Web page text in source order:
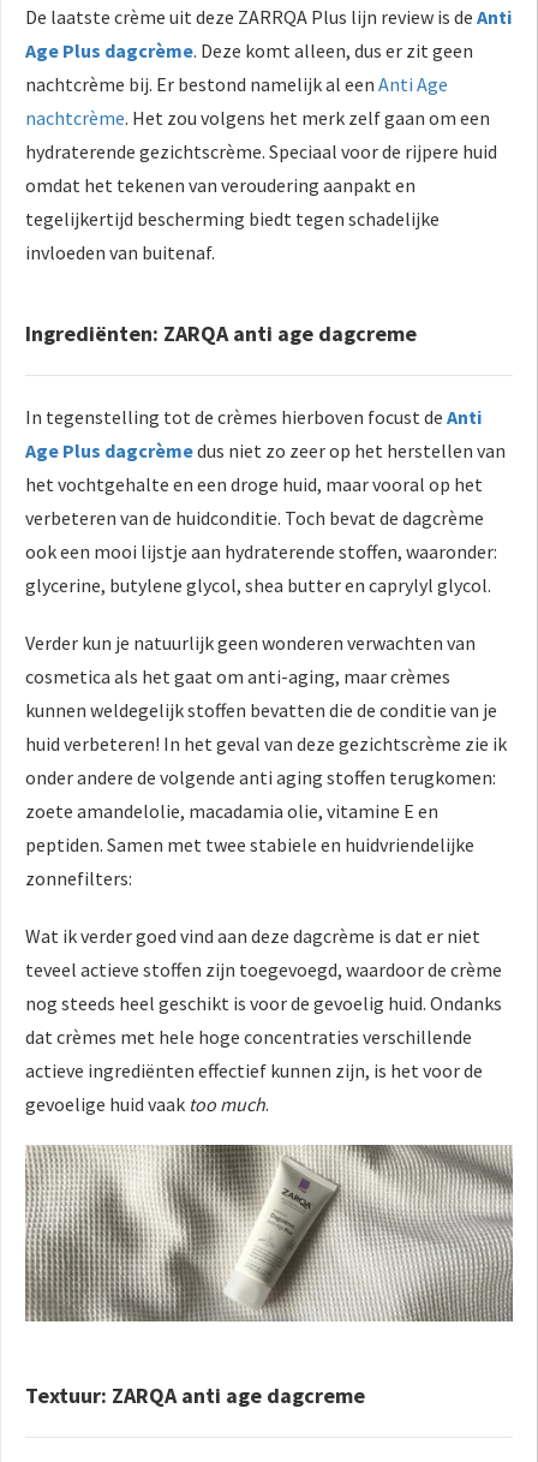
De laatste crème uit deze ZARRQA Plus lijn review is de Anti
Age Plus dagcrème. Deze komt alleen, dus er zit geen
nachtcrème bij. Er bestond namelijk al een Anti Age
nachtcrème. Het zou volgens het merk zelf gaan om een
hydraterende gezichtscrème. Speciaal voor de rijpere huid
omdat het tekenen van veroudering aanpakt en
tegelijkertijd bescherming biedt tegen schadelijke
invloeden van buitenaf.
Ingrediënten: ZARQA anti age dagcreme
In tegenstelling tot de crèmes hierboven focust de Anti
Age Plus dagcrèmedus niet zo zeer op het herstellen van
het vochtgehalte en een droge huid, maar vooral op het
verbeteren van de huidconditie. Toch bevat de dagcrème
ook een mooi lijstje aan hydraterende stoffen, waaronder:
glycerine, butylene glycol, shea butter en caprylyl glycol.
Verder kun je natuurlijk geen wonderen verwachten van
cosmetica als het gaat om anti-aging, maar crèmes
kunnen weldegelijk stoffen bevatten die de conditie van je
huid verbeteren! In het geval van deze gezichtscrème zie ik
onder andere de volgende anti aging stoffen terugkomen:
zoete amandelolie, macadamia olie, vitamine E en
peptiden. Samen met twee stabiele en huidvriendelijke
zonnefilters:
Wat ik verder goed vind aan deze dagcrème is dat er niet
teveel actieve stoffen zijn toegevoegd, waardoor de crème
nog steeds heel geschikt is voor de gevoelig huid. Ondanks
dat crèmes met hele hoge concentraties verschillende
actieve ingrediënten effectief kunnen zijn, is het voor de
gevoelige huid vaak too much.
Textuur: ZARQA anti age dagcreme